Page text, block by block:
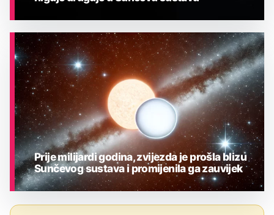
ASTRONOMIJA
Prije milijardi godina, zvijezda je prošla blizu
Sunčevog sustava i promijenila ga zauvijek